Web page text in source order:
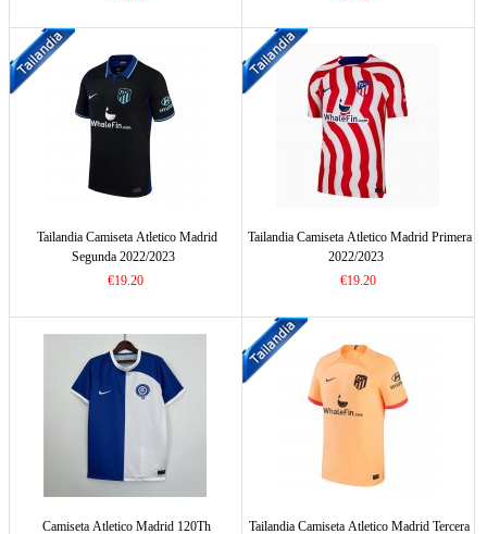
Tailandia Camiseta Atletico Madrid
Segunda 2022/2023
€19.20
Tailandia Camiseta Atletico Madrid Primera
2022/2023
€19.20
Camiseta Atletico Madrid 120Th
Tailandia Camiseta Atletico Madrid Tercera